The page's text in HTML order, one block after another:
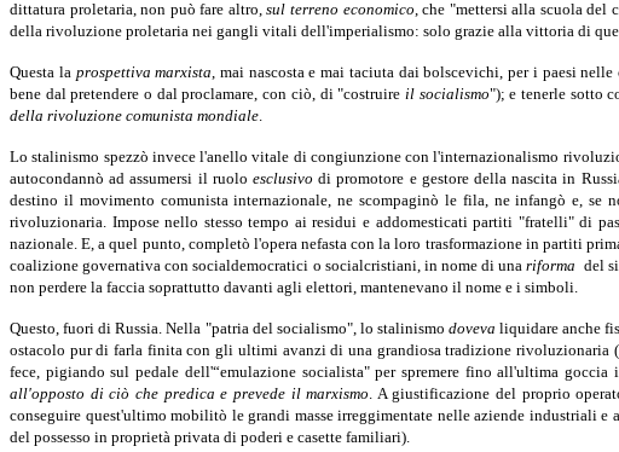
dittatura proletaria, non può fare altro,sul terreno economico, che "mettersi alla scuola del
della rivoluzione proletaria nei gangli vitali dell'imperialismo: solo grazie alla vittoria di
Questa la prospettiva marxista, mai nascosta e mai taciuta dai bolscevichi, per i paesi
bene dal pretendere o dal proclamare, con ciò, di "costruire il socialismo"); e tenerle sotto
della rivoluzione comunista mondiale.
Lo stalinismo spezzò invece l'anello vitale di congiunzione con l'internazionalismo
autocondannò ad assumersi il ruoloesclusivo di promotore e gestore della nascita in
destino il movimento comunista internazionale, ne scompaginò le fila, ne infangò e, se
rivoluzionaria. Impose nello stesso tempo ai residui e addomesticati partiti "fratelli" di
nazionale. E, a quel punto, completò l'opera nefasta con la loro trasformazione in partiti
coalizione governativa con socialdemocratici o socialcristiani, in nome di unariforma del
non perdere la faccia soprattutto davanti agli elettori, mantenevano il nome e i simboli.
Questo, fuori di Russia. Nella "patria del socialismo", lo stalinismodoveva liquidare anche
ostacolo pur di farla finita con gli ultimi avanzi di una grandiosa tradizione rivoluzionaria
fece, pigiando sul pedale dell'“emulazione socialista" per spremere fino all'ultima
all'opposto di ciò che predica e prevede il marxismo. A giustificazione del proprio
conseguire quest'ultimo mobilitò le grandi masse irreggimentate nelle aziende industriali
del possesso in proprietà privata di poderi e casette familiari).